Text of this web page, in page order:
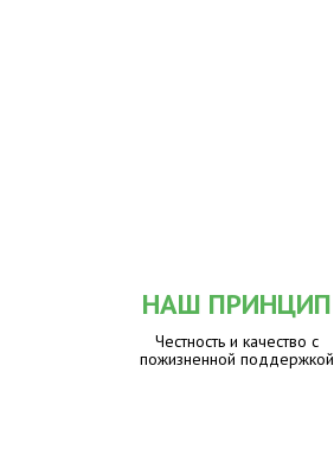
НАШ ПРИНЦИП
Честность и качество с
пожизненной поддержкой